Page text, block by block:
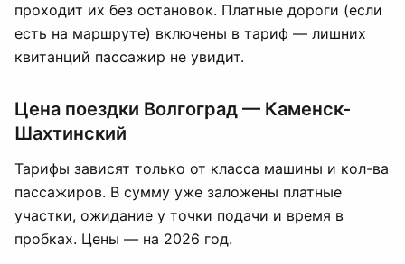
проходит их без остановок. Платные дороги (если
есть на маршруте) включены в тариф — лишних
квитанций пассажир не увидит.
Цена поездки Волгоград — Каменск-
Шахтинский
Тарифы зависят только от класса машины и кол-ва
пассажиров. В сумму уже заложены платные
участки, ожидание у точки подачи и время в
пробках. Цены — на 2026 год.